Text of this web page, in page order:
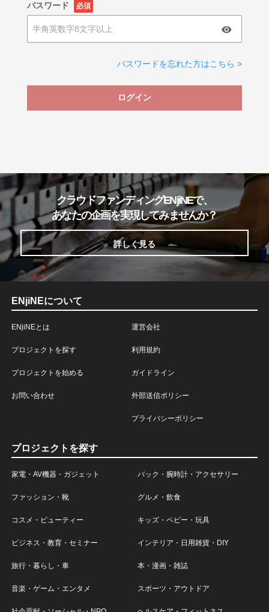
パスワード 必須
パスワードを忘れた方はこちら >
ログイン
クラウドファンディングENjiNEで、
あなたの企画を実現してみませんか？
詳しく見る
ENjiNEについて
ENjiNEとは
プロジェクトを探す
プロジェクトを始める
お問い合わせ
運営会社
利用規約
ガイドライン
外部送信ポリシー
プライバシーポリシー
プロジェクトを探す
家電・AV機器・ガジェット バック・腕時計・アクセサリー
ファッション・靴 グルメ・飲食
コスメ・ビューティー キッズ・ベビー・玩具
ビジネス・教育・セミナー インテリア・日用雑貨・DIY
旅行・暮らし・車 本・漫画・雑誌
音楽・ゲーム・エンタメ スポーツ・アウトドア